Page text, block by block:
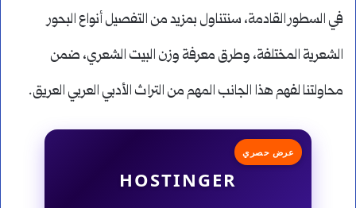
في السطور القادمة، سنتناول بمزيد من التفصيل أنواع البحور
الشعرية المختلفة، وطرق معرفة وزن البيت الشعري، ضمن
محاولتنا لفهم هذا الجانب المهم من التراث الأدبي العربي العريق.
عرض حصري
HOSTINGER